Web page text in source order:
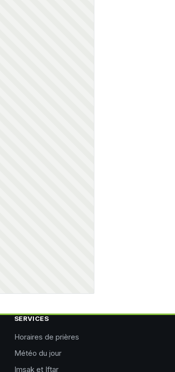
SERVICES
Horaires de prières
Météo du jour
Imsak et Iftar